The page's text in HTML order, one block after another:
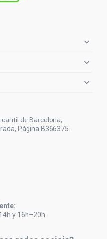



de Barcelona,
Página B366375.
y 16h–20h